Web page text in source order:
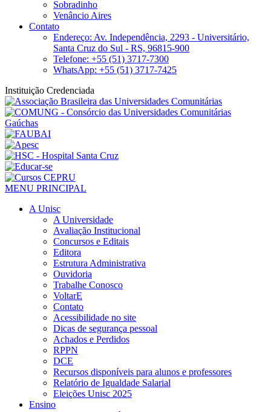
Sobradinho
Venâncio Aires
Contato
Endereço: Av. Independência, 2293 - Universitário,
Santa Cruz do Sul - RS, 96815-900
Telefone: +55 (51) 3717-7300
WhatsApp: +55 (51) 3717-7425
Instituição Credenciada
MENU PRINCIPAL
A Unisc
A Universidade
Avaliação Institucional
Concursos e Editais
Editora
Estrutura Administrativa
Ouvidoria
Trabalhe Conosco
VoltarE
Contato
Acessibilidade no site
Dicas de segurança pessoal
Achados e Perdidos
RPPN
DCE
Recursos disponíveis para alunos e professores
Relatório de Igualdade Salarial
Eleições Unisc 2025
Ensino